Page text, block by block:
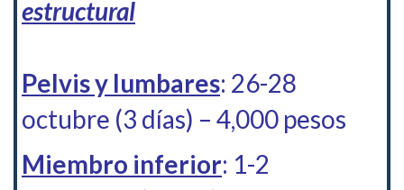
estructural
Pelvis y lumbares: 26-28
octubre (3 días) – 4,000 pesos
Miembro inferior: 1-2